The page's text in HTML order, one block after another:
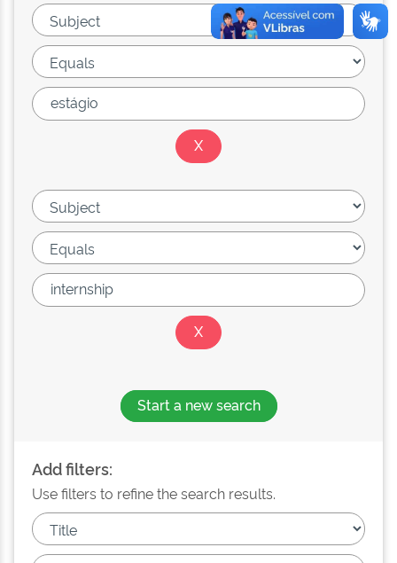
Start a new search
Add filters:
Use filters to refine the search results.